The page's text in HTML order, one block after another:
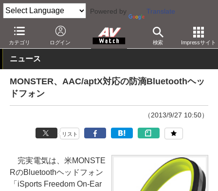
Powered by Translate
カテゴリ ログイン 検索 Impressサイト
AV Watch 製品 ヘッドフォン
ニュース
MONSTER、AAC/aptX対応の防滴Bluetoothヘッ
ドフォン
（2013/9/27 10:50）
リスト
完実電気は、米MONSTE
RのBluetoothヘッドフォン
「iSports Freedom On-Ear